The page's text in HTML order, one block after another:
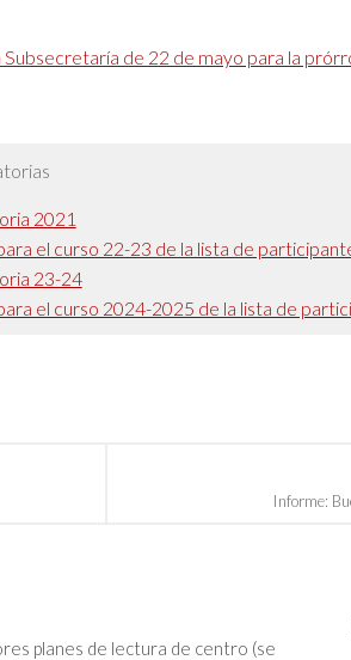
Subsecretaría de 22 de mayo para la
2021
el curso 22-23 de la lista de
23-24
el curso 2024-2025 de la lista de
Informe:
planes de lectura de centro (se